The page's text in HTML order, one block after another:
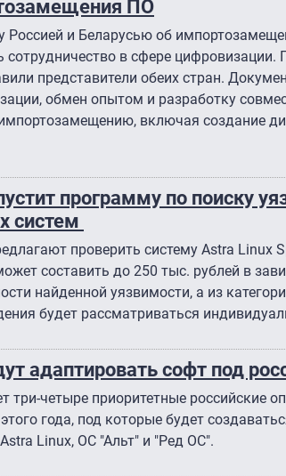
ПО
Россией и Беларусью об
сотрудничество в сфере цифровизации.
представители обеих стран.
обмен опытом и разработку
включая создание
программу по поиску
систем
проверить систему Astra Linux
составить до 250 тыс. рублей в
найденной уязвимости, а из
будет рассматриваться
адаптировать софт под
четыре приоритетные российские
года, под которые будет
Linux, ОС "Альт" и "Ред ОС".